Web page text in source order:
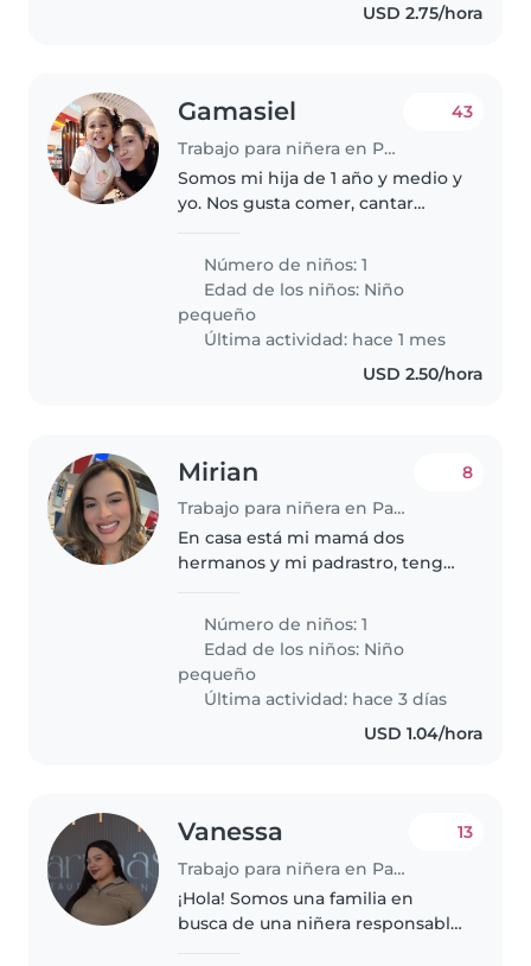
USD 2.75/hora
Gamasiel
Trabajo para niñera en Panamá
43
Somos mi hija de 1 año y medio y
yo. Nos gusta comer, cantar
turnos son rotativos y mi hija de
lunes a viernes va de 8..
Número de niños: 1
Edad de los niños: Niño
pequeño
Última actividad: hace 1 mes
USD 2.50/hora
Mirian
Trabajo para niñera en Panamá
8
En casa está mi mamá dos
hermanos y mi padrastro, tengo
hablar en persona para llegar a
un acuerdo.
Número de niños: 1
Edad de los niños: Niño
pequeño
Última actividad: hace 3 días
USD 1.04/hora
Vanessa
Trabajo para niñera en Panamá
13
¡Hola! Somos una familia en
busca de una niñera responsable